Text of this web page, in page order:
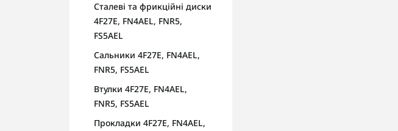
Сталеві та фрикційні диски
4F27E, FN4AEL, FNR5,
FS5AEL
Сальники 4F27E, FN4AEL,
FNR5, FS5AEL
Втулки 4F27E, FN4AEL,
FNR5, FS5AEL
Прокладки 4F27E, FN4AEL,